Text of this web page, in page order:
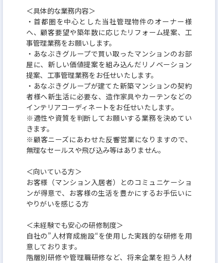
＜具体的な業務内容＞
・首都圏を中心とした当社管理物件のオーナー様
へ、顧客要望や築年数に応じたリフォーム提案、工
事管理業務をお願いします。
・あなぶきグループで買い取ったマンションのお部
屋に、新しい価値提案を組み込んだリノベーション
提案、工事管理業務をお任せいたします。
・あなぶきグループが建てた新築マンションの契約
者様へ新生活に必要な、造作家具やカーテンなどの
インテリアコーディネートをお任せいたします。
※適性や資質を判断してお願いする業務を決めてい
きます。
※顧客ニーズにあわせた反響営業になりますので、
無理なセールスや飛び込み等はありません。
＜向いている方＞
お客様（マンション入居者）とのコミュニケーショ
ンが得意で、お客様の生活を豊かにするお手伝いに
やりがいを感じる方
＜未経験でも安心の研修制度＞
自社の”人材育成施設“を使用した実践的な研修を用
意しております。
階層別研修や管理職研修など、将来企業を担う人材